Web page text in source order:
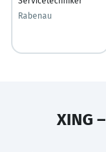
Rabenau
XING